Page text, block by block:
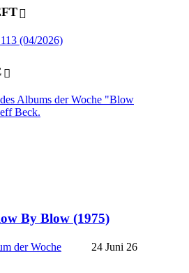
By Blow (1975)
der Woche 24 Juni 26